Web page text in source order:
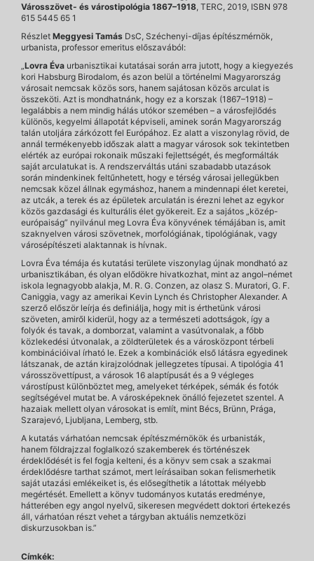
Városszövet- és várostipológia 1867–1918, TERC, 2019, ISBN 978
615 5445 65 1
Részlet Meggyesi Tamás DsC, Széchenyi-díjas építészmérnök,
urbanista, professor emeritus előszavából:
„Lovra Éva urbanisztikai kutatásai során arra jutott, hogy a kiegyezés
kori Habsburg Birodalom, és azon belül a történelmi Magyarország
városait nemcsak közös sors, hanem sajátosan közös arculat is
összeköti. Azt is mondhatnánk, hogy ez a korszak (1867–1918) –
legalábbis a nem mindig hálás utókor szemében – a városfejlődés
különös, kegyelmi állapotát képviseli, aminek során Magyarország
talán utoljára zárkózott fel Európához. Ez alatt a viszonylag rövid, de
annál termékenyebb időszak alatt a magyar városok sok tekintetben
elérték az európai rokonaik műszaki fejlettségét, és megformálták
saját arculatukat is. A rendszerváltás utáni szabadabb utazások
során mindenkinek feltűnhetett, hogy e térség városai jellegükben
nemcsak közel állnak egymáshoz, hanem a mindennapi élet keretei,
az utcák, a terek és az épületek arculatán is érezni lehet az egykor
közös gazdasági és kulturális élet gyökereit. Ez a sajátos „közép-
európaiság” nyilvánul meg Lovra Éva könyvének témájában is, amit
szaknyelven városi szövetnek, morfológiának, tipológiának, vagy
városépítészeti alaktannak is hívnak.
Lovra Éva témája és kutatási területe viszonylag újnak mondható az
urbanisztikában, és olyan elődökre hivatkozhat, mint az angol–német
iskola legnagyobb alakja, M. R. G. Conzen, az olasz S. Muratori, G. F.
Caniggia, vagy az amerikai Kevin Lynch és Christopher Alexander. A
szerző először leírja és definiálja, hogy mit is érthetünk városi
szöveten, amiről kiderül, hogy az a természeti adottságok, így a
folyók és tavak, a domborzat, valamint a vasútvonalak, a főbb
közlekedési útvonalak, a zöldterületek és a városközpont térbeli
kombinációival írható le. Ezek a kombinációk első látásra egyedinek
látszanak, de aztán kirajzolódnak jellegzetes típusai. A tipológia 41
városszövettípust, a városok 16 alaptípusát és a 9 végleges
várostípust különböztet meg, amelyeket térképek, sémák és fotók
segítségével mutat be. A városképeknek önálló fejezetet szentel. A
hazaiak mellett olyan városokat is említ, mint Bécs, Brünn, Prága,
Szarajevó, Ljubljana, Lemberg, stb.
A kutatás várhatóan nemcsak építészmérnökök és urbanisták,
hanem földrajzzal foglalkozó szakemberek és történészek
érdeklődését is fel fogja kelteni, és a könyv sem csak a szakmai
érdeklődésre tarthat számot, mert leírásaiban sokan felismerhetik
saját utazási emlékeiket is, és elősegíthetik a látottak mélyebb
megértését. Emellett a könyv tudományos kutatás eredménye,
hátterében egy angol nyelvű, sikeresen megvédett doktori értekezés
áll, várhatóan részt vehet a tárgyban aktuális nemzetközi
diskurzusokban is.”
Címkék: